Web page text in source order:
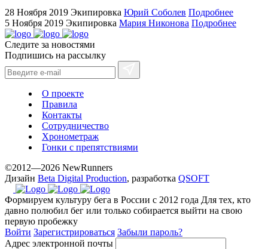
hilarity
exceptional
method.
www.yvessaintlaurent.to
with
28 Ноября 2019 Экипировка Юрий Соболев Подробнее
5 Ноября 2019 Экипировка Мария Никонова Подробнее
Следите за новостями
Подпишись на рассылку
О проекте
Правила
Контакты
Сотрудничество
Хронометраж
Гонки с препятствиями
©2012—2026 NewRunners
Дизайн Beta Digital Production, разработка QSOFT
Формируем культуру бега в России с 2012 года Для тех, кто
давно полюбил бег или только собирается выйти на свою
первую пробежку
Войти Зарегистрироваться Забыли пароль?
Адрес электронной почты